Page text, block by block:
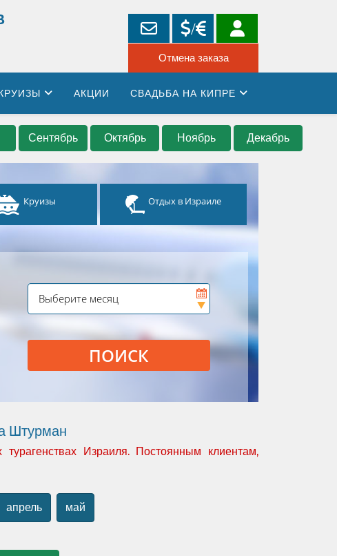
АКЦИИ СВАДЬБА НА КИПРЕ
Сентябрь Октябрь Ноябрь Декабрь
Круизы Отдых в Израиле
ПОИСК
Штурман
Израиля. Постоянным клиентам,
апрель май